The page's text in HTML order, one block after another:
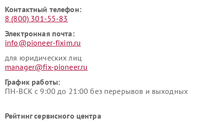
Контактный телефон:
8 (800) 301-55-83
Электронная почта:
info@pioneer-fixim.ru
для юридических лиц
manager@fix-pioneer.ru
График работы:
ПН-ВСК с 9:00 до 21:00 без перерывов и выходных
Рейтинг сервисного центра